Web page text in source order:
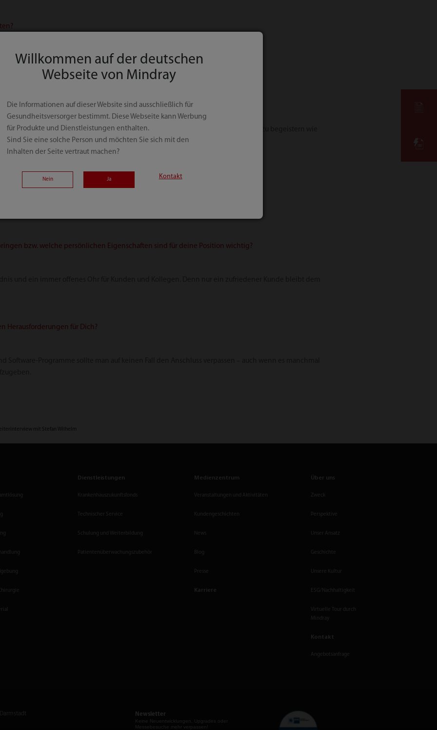
Belegschaft und der gute Teamspirit innerhalb der Abteilung.
dir am besten?
Bedürfnissen der Kunden an. Es macht Spaß unsere Kunden immer wieder davon zu begeistern wie
in die Tat umsetzt.
beschreiben?
bzw. welche persönlichen Eigenschaften sind für deine Position wichtig?
Herausforderungen für Dich?
mit Stefan Wilhelm
Dienstleistungen
Krankenhauszukunftsfonds
Technischer Service
Schulung und Weiterbildung
Patientenüberwachungszubehör
Medienzentrum
Veranstaltungen und Aktivitäten
Kundengeschichten
News
Blog
Presse
Karriere
Über uns
Zweck
Perspektive
Unser Ansatz
Geschichte
Unsere Kultur
ESG/Nachhaltigkeit
Virtuelle Tour durch
Mindray
Kontakt
Angebotsanfrage
Newsletter
Keine Neuent­wicklungen, Upgrades oder
Messebesuche mehr verpassen!
Willkommen auf der deutschen
Webseite von Mindray
Die Informationen auf dieser Website sind ausschließlich für
Gesundheitsversorger bestimmt. Diese Webseite kann Werbung
für Produkte und Dienstleistungen enthalten.
Sind Sie eine solche Person und möchten Sie sich mit den
Inhalten der Seite vertraut machen?
Nein Ja Kontakt